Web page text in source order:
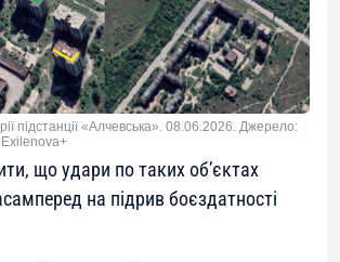
підстанції «Алчевська». 08.06.2026. Джерело:
що удари по таких об’єктах
на підрив боєздатності